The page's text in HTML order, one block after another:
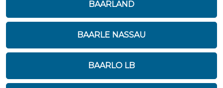
BAARLAND
BAARLE NASSAU
BAARLO LB